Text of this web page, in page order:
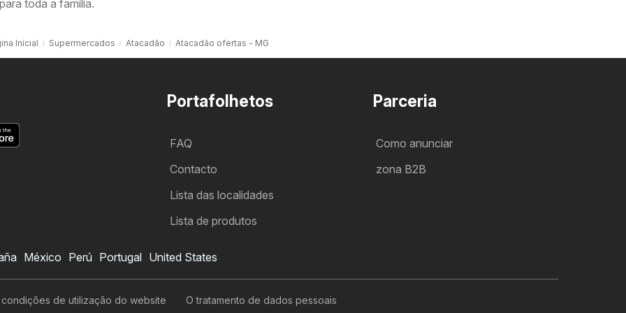
Folheto Atacadão
Quero subscrever o folheto
toda a família.
Inicial Supermercados Atacadão Atacadão ofertas - MG
Portafolhetos
FAQ
Contacto
Lista das localidades
Lista de produtos
Parceria
Como anunciar
zona B2B
México Perú Portugal United States
de utilização do website O tratamento de dados pessoais